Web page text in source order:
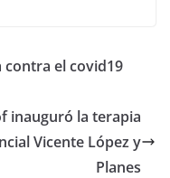
el covid19
inauguró la terapia
Vicente López y
Planes